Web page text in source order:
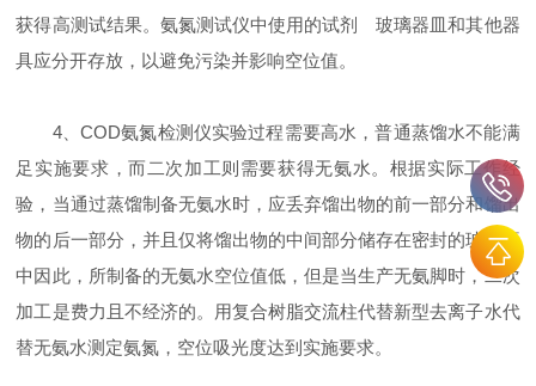
获得高测试结果。氨氮测试仪中使用的试剂 玻璃器皿和其他器
具应分开存放，以避免污染并影响空位值。
4、COD氨氮检测仪实验过程需要高水，普通蒸馏水不能满
足实施要求，而二次加工则需要获得无氨水。根据实际工作经
验，当通过蒸馏制备无氨水时，应丢弃馏出物的前一部分和馏出
物的后一部分，并且仅将馏出物的中间部分储存在密封的玻璃瓶
中因此，所制备的无氨水空位值低，但是当生产无氨脚时，二次
加工是费力且不经济的。用复合树脂交流柱代替新型去离子水代
替无氨水测定氨氮，空位吸光度达到实施要求。